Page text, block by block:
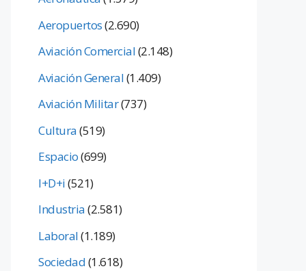
Aeropuertos(2.690)
Aviación Comercial(2.148)
Aviación General(1.409)
Aviación Militar(737)
Cultura(519)
Espacio(699)
I+D+i(521)
Industria(2.581)
Laboral(1.189)
Sociedad(1.618)